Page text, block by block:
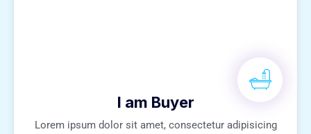
I am Buyer
Lorem ipsum dolor sit amet, consectetur adipisicing